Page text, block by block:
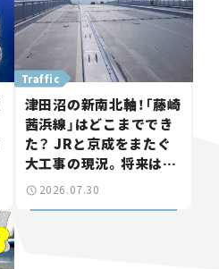
Traffic
津田沼の新南北軸！「藤崎
茜浜線」はどこまででき
た？ JRと京成をまたぐ
大工事の現況。将来は
「習志野～鎌ケ谷」を最短
2026.07.30